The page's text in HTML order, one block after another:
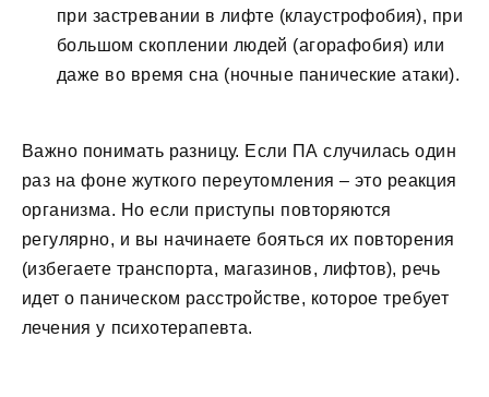
при застревании в лифте (клаустрофобия), при
большом скоплении людей (агорафобия) или
даже во время сна (ночные панические атаки).
Важно понимать разницу. Если ПА случилась один
раз на фоне жуткого переутомления – это реакция
организма. Но если приступы повторяются
регулярно, и вы начинаете бояться их повторения
(избегаете транспорта, магазинов, лифтов), речь
идет о паническом расстройстве, которое требует
лечения у психотерапевта.